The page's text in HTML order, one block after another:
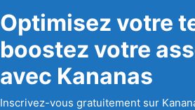
Optimisez votre
boostez votre
avec Kananas
Inscrivez-vous gratuitement sur